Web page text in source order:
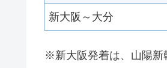
新大阪～大分
※新大阪発着は、山陽新